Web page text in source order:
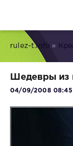
rulez-t.info »
Шедевры из
04/09/2008 08:45